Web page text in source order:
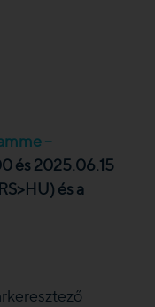
–
és 2025.06.15
és a